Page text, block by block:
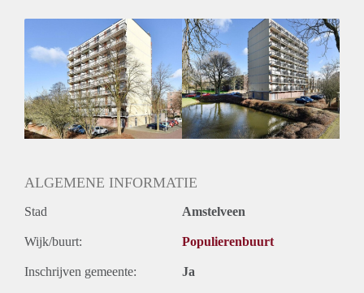
Huisdieren toegestaan: Afhankelijk van de Eigenaar
Huurtoeslag grens: Nee
Geschikt voor studenten: Afhankelijk van de Eigenaar
ALGEMENE INFORMATIE
Stad Amstelveen
Wijk/buurt: Populierenbuurt
Inschrijven gemeente: Ja